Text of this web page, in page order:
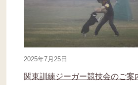
2025年7月25日
関東訓練ジーガー競技会のご案